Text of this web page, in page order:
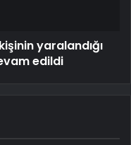
yaralandığı
edildi